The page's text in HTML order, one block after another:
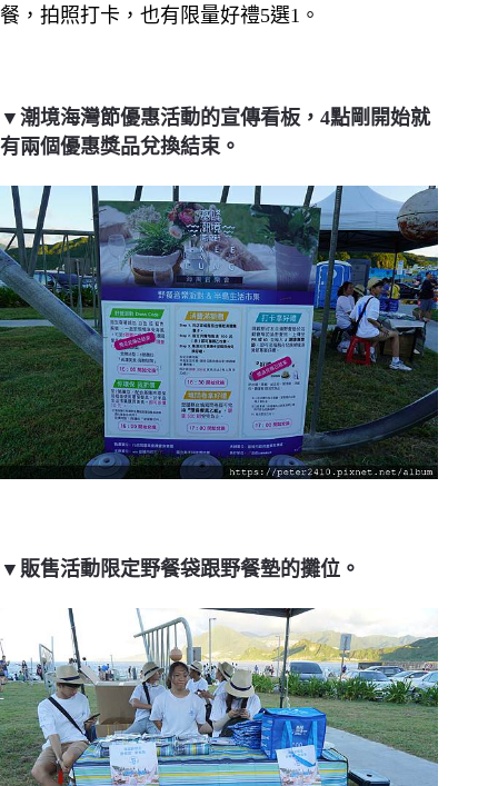
餐，拍照打卡，也有限量好禮5選1。
▼潮境海灣節優惠活動的宣傳看板，4點剛開始就
有兩個優惠獎品兌換結束。
▼販售活動限定野餐袋跟野餐墊的攤位。